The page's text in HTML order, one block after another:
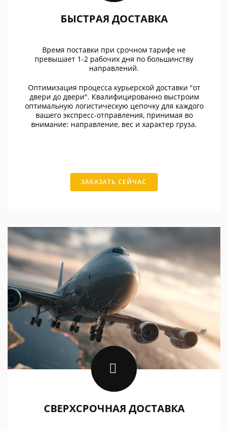
БЫСТРАЯ ДОСТАВКА
Время поставки при срочном тарифе не
превышает 1-2 рабочих дня по большинству
направлений.
Оптимизация процесса курьерской доставки "от
двери до двери". Квалифицированно выстроим
оптимальную логистическую цепочку для каждого
вашего экспресс-отправления, принимая во
внимание: направление, вес и характер груза.
ЗАКАЗАТЬ СЕЙЧАС
СВЕРХСРОЧНАЯ ДОСТАВКА